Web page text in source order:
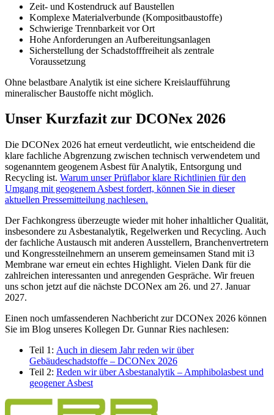
Zeit- und Kostendruck auf Baustellen
Komplexe Materialverbunde (Kompositbaustoffe)
Schwierige Trennbarkeit vor Ort
Hohe Anforderungen an Aufbereitungsanlagen
Sicherstellung der Schadstofffreiheit als zentrale
Voraussetzung
Ohne belastbare Analytik ist eine sichere Kreislaufführung
mineralischer Baustoffe nicht möglich.
Unser Kurzfazit zur DCONex 2026
Die DCONex 2026 hat erneut verdeutlicht, wie entscheidend die
klare fachliche Abgrenzung zwischen technisch verwendetem und
sogenanntem geogenem Asbest für Analytik, Entsorgung und
Recycling ist. Warum unser Prüflabor klare Richtlinien für den
Umgang mit geogenem Asbest fordert, können Sie in dieser
aktuellen Pressemitteilung nachlesen.
Der Fachkongress überzeugte wieder mit hoher inhaltlicher Qualität,
insbesondere zu Asbestanalytik, Regelwerken und Recycling. Auch
der fachliche Austausch mit anderen Ausstellern, Branchenvertretern
und Kongressteilnehmern an unserem gemeinsamen Stand mit i3
Membrane war erneut ein echtes Highlight. Vielen Dank für die
zahlreichen interessanten und anregenden Gespräche. Wir freuen
uns schon jetzt auf die nächste DCONex am 26. und 27. Januar
2027.
Einen noch umfassenderen Nachbericht zur DCONex 2026 können
Sie im Blog unseres Kollegen Dr. Gunnar Ries nachlesen:
Teil 1: Auch in diesem Jahr reden wir über
Gebäudeschadstoffe – DCONex 2026
Teil 2: Reden wir über Asbestanalytik – Amphibolasbest und
geogener Asbest